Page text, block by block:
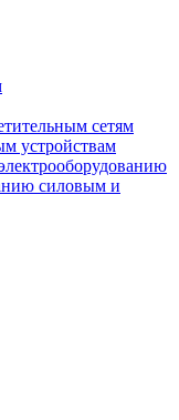
сетям
устройствам
силовым и